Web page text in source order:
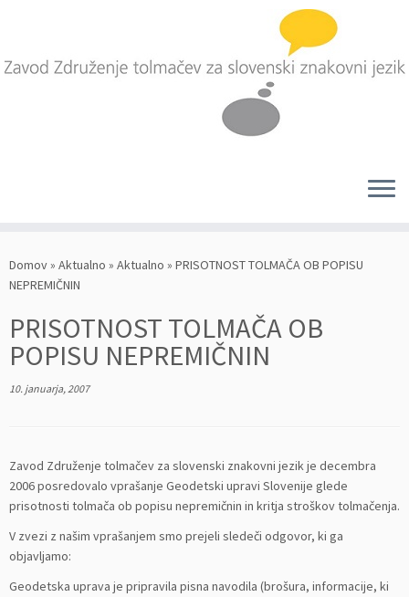
na
vsebino
Domov» Aktualno » Aktualno » PRISOTNOST TOLMAČA OB POPISU
NEPREMIČNIN
PRISOTNOST TOLMAČA OB
POPISU NEPREMIČNIN
10. januarja, 2007
Zavod Združenje tolmačev za slovenski znakovni jezik je decembra
2006 posredovalo vprašanje Geodetski upravi Slovenije glede
prisotnosti tolmača ob popisu nepremičnin in kritja stroškov tolmačenja.
V zvezi z našim vprašanjem smo prejeli sledeči odgovor, ki ga
objavljamo:
Geodetska uprava je pripravila pisna navodila (brošura, informacije, ki